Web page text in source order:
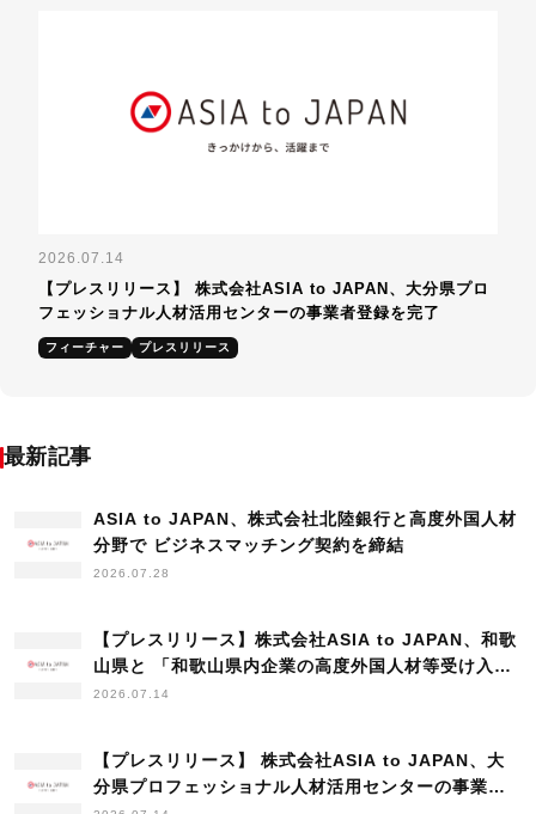
2026.07.14
【プレスリリース】 株式会社ASIA to JAPAN、大分県プロ
フェッショナル人材活用センターの事業者登録を完了
フィーチャー プレスリリース
最新記事
ASIA to JAPAN、株式会社北陸銀行と高度外国人材
分野で ビジネスマッチング契約を締結
2026.07.28
【プレスリリース】株式会社ASIA to JAPAN、和歌
山県と 「和歌山県内企業の高度外国人材等受け入れ
に関する連携協定」を締結
2026.07.14
【プレスリリース】 株式会社ASIA to JAPAN、大
分県プロフェッショナル人材活用センターの事業者